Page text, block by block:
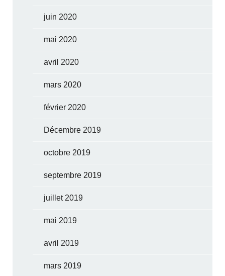
juin 2020
mai 2020
avril 2020
mars 2020
février 2020
Décembre 2019
octobre 2019
septembre 2019
juillet 2019
mai 2019
avril 2019
mars 2019